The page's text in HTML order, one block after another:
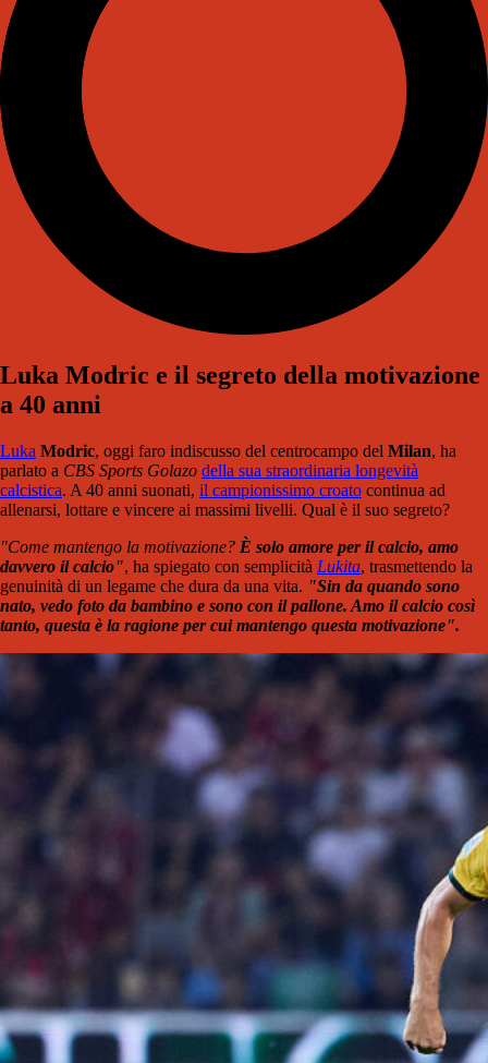
Luka Modric e il segreto della motivazione
a 40 anni
Luka Modric, oggi faro indiscusso del centrocampo del Milan, ha
parlato a CBS Sports Golazo della sua straordinaria longevità
calcistica. A 40 anni suonati, il campionissimo croato continua ad
allenarsi, lottare e vincere ai massimi livelli. Qual è il suo segreto?
"Come mantengo la motivazione? È solo amore per il calcio, amo
davvero il calcio", ha spiegato con semplicità Lukita, trasmettendo la
genuinità di un legame che dura da una vita. "Sin da quando sono
nato, vedo foto da bambino e sono con il pallone. Amo il calcio così
tanto, questa è la ragione per cui mantengo questa motivazione".